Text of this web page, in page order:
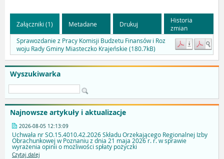
Wyszukiwarka
Najnowsze artykuły i aktualizacje
2026-08-05 12:13:09
Uchwała nr SO.15.4010.42.2026 Składu Orzekającego Regionalnej Izby
Obrachunkowej w Poznaniu z dnia 21 maja 2026 r. r. w sprawie
wyrażenia opinii o możliwości spłaty pożyczki
Czytaj dalej
Załączniki (1) Metadane Drukuj
Historia
zmian
Sprawozdanie z Pracy Komisji Budzetu Finansów i Roz
woju Rady Gminy Miasteczko Krajeńskie (180.7kB)